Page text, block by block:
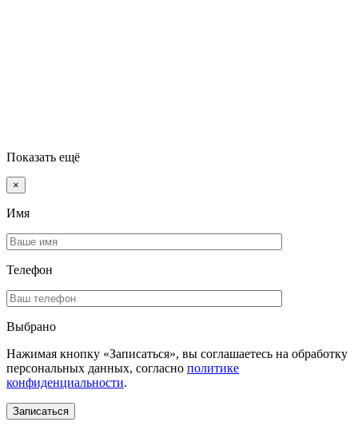
Показать ещё
×
Имя
Телефон
Выбрано
Нажимая кнопку «Записаться», вы соглашаетесь на обработку
персональных данных, согласно политике
конфиденциальности.